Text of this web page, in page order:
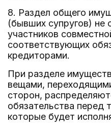
8. Раздел общего
(бывших супругов)
участников
соответствующих
кредиторами.
При разделе
вещами,
сторон,
обязательства перед
которые будет